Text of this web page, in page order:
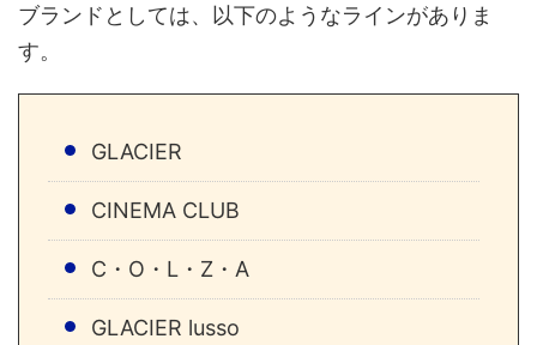
ブランドとしては、以下のようなラインがありま
す。
GLACIER
CINEMA CLUB
C・O・L・Z・A
GLACIER lusso